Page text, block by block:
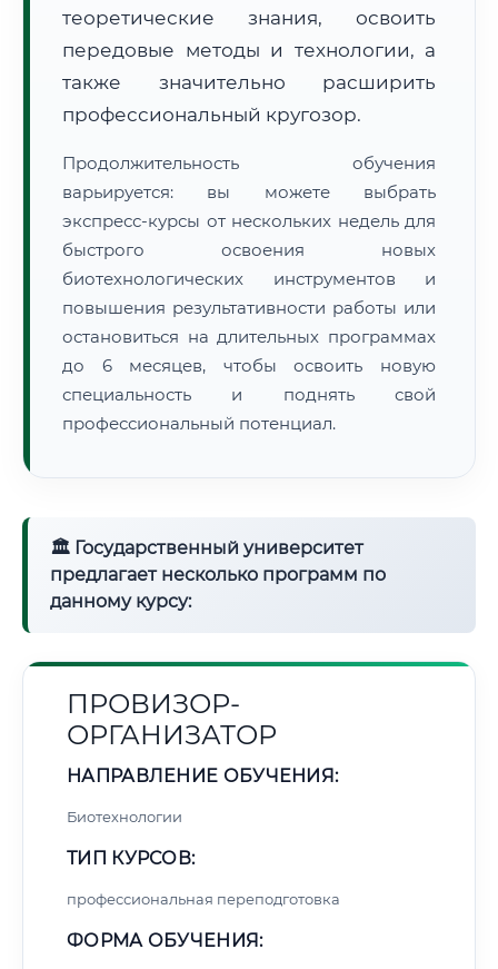
📜 Документы и аккредитация ФИС ФРДО
🔍Нажмите на документ для увеличения и просмотра
теоретические знания, освоить
передовые методы и технологии, а
также значительно расширить
профессиональный кругозор.
Продолжительность обучения
варьируется: вы можете выбрать
экспресс-курсы от нескольких недель для
быстрого освоения новых
биотехнологических инструментов и
повышения результативности работы или
остановиться на длительных программах
до 6 месяцев, чтобы освоить новую
специальность и поднять свой
профессиональный потенциал.
🏛 Государственный университет
предлагает несколько программ по
данному курсу:
ПРОВИЗОР-
ОРГАНИЗАТОР
НАПРАВЛЕНИЕ ОБУЧЕНИЯ:
Биотехнологии
ТИП КУРСОВ:
профессиональная переподготовка
ФОРМА ОБУЧЕНИЯ: